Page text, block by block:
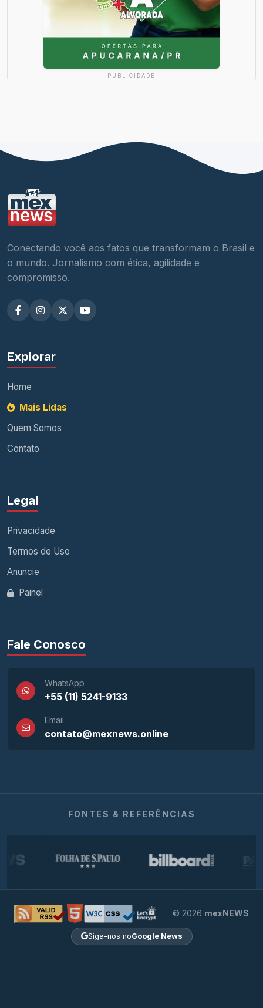
PUBLICIDADE
Conectando você aos fatos que transformam o Brasil e
o mundo. Jornalismo com ética, agilidade e
compromisso.
Explorar
Home
Mais Lidas
Quem Somos
Contato
Legal
Privacidade
Termos de Uso
Anuncie
Painel
Fale Conosco
WhatsApp
+55 (11) 5241-9133
Email
contato@mexnews.online
FONTES & REFERÊNCIAS
© 2026 mexNEWS
Siga-nos noGoogle News